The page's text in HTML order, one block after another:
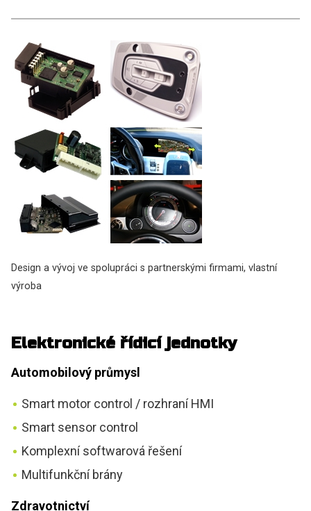
Design a vývoj ve spolupráci s partnerskými firmami, vlastní
výroba
Elektronické řídicí jednotky
Automobilový průmysl
Smart motor control / rozhraní HMI
Smart sensor control
Komplexní softwarová řešení
Multifunkční brány
Zdravotnictví